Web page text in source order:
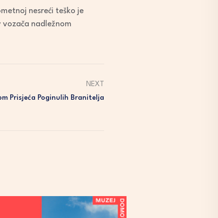
nesreći teško je
nadležnom
NEXT
Prisjeća Poginulih Branitelja